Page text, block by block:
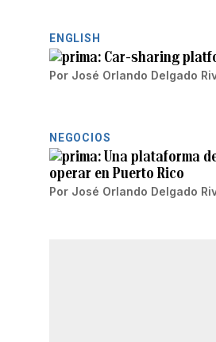
ENGLISH
Car-sharing
Por José Orlando Delgado
NEGOCIOS
Una plataforma
operar en Puerto Rico
Por José Orlando Delgado